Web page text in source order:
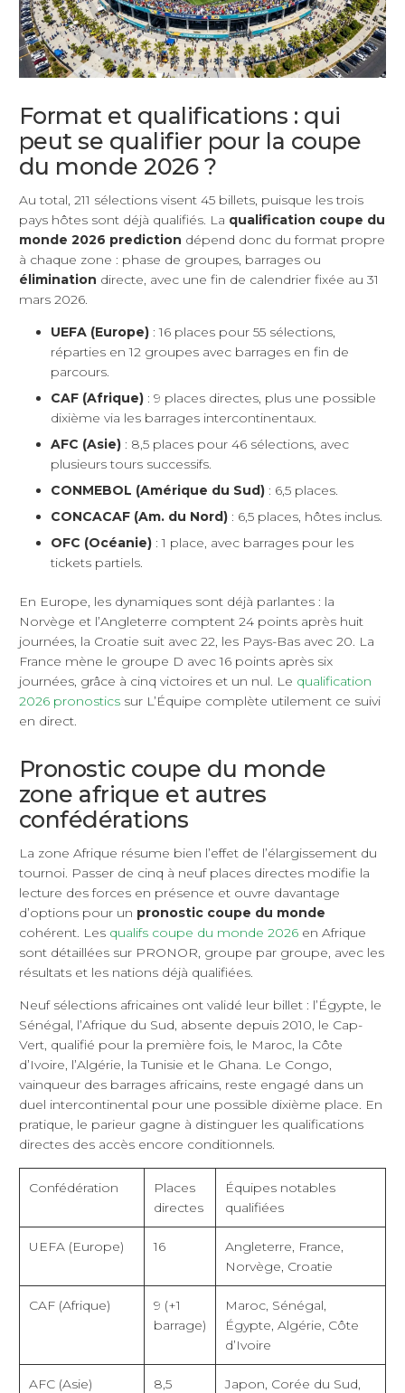
Format et qualifications : qui
peut se qualifier pour la coupe
du monde 2026 ?
Au total, 211 sélections visent 45 billets, puisque les trois
pays hôtes sont déjà qualifiés. La qualification coupe du
monde 2026 prediction dépend donc du format propre
à chaque zone : phase de groupes, barrages ou
élimination directe, avec une fin de calendrier fixée au 31
mars 2026.
UEFA (Europe) : 16 places pour 55 sélections,
réparties en 12 groupes avec barrages en fin de
parcours.
CAF (Afrique) : 9 places directes, plus une possible
dixième via les barrages intercontinentaux.
AFC (Asie) : 8,5 places pour 46 sélections, avec
plusieurs tours successifs.
CONMEBOL (Amérique du Sud) : 6,5 places.
CONCACAF (Am. du Nord) : 6,5 places, hôtes inclus.
OFC (Océanie) : 1 place, avec barrages pour les
tickets partiels.
En Europe, les dynamiques sont déjà parlantes : la
Norvège et l’Angleterre comptent 24 points après huit
journées, la Croatie suit avec 22, les Pays-Bas avec 20. La
France mène le groupe D avec 16 points après six
journées, grâce à cinq victoires et un nul. Le qualification
2026 pronostics sur L’Équipe complète utilement ce suivi
en direct.
Pronostic coupe du monde
zone afrique et autres
confédérations
La zone Afrique résume bien l’effet de l’élargissement du
tournoi. Passer de cinq à neuf places directes modifie la
lecture des forces en présence et ouvre davantage
d’options pour un pronostic coupe du monde
cohérent. Les qualifs coupe du monde 2026 en Afrique
sont détaillées sur PRONOR, groupe par groupe, avec les
résultats et les nations déjà qualifiées.
Neuf sélections africaines ont validé leur billet : l’Égypte, le
Sénégal, l’Afrique du Sud, absente depuis 2010, le Cap-
Vert, qualifié pour la première fois, le Maroc, la Côte
d’Ivoire, l’Algérie, la Tunisie et le Ghana. Le Congo,
vainqueur des barrages africains, reste engagé dans un
duel intercontinental pour une possible dixième place. En
pratique, le parieur gagne à distinguer les qualifications
directes des accès encore conditionnels.
Confédération
Places
directes
Équipes notables
qualifiées
UEFA (Europe) 16
Angleterre, France,
Norvège, Croatie
CAF (Afrique)
9 (+1
barrage)
Maroc, Sénégal,
Égypte, Algérie, Côte
d’Ivoire
AFC (Asie) 8,5 Japon, Corée du Sud,